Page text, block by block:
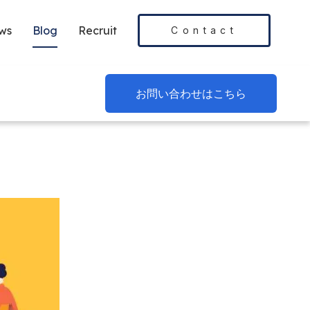
Blog Recruit Contact
お問い合わせはこちら